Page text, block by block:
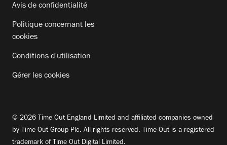
Avis de confidentialité
Politique concernant les
cookies
Conditions d'utilisation
Gérer les cookies
© 2026 Time Out England Limited and affiliated companies owned
by Time Out Group Plc. All rights reserved. Time Out is a registered
trademark of Time Out Digital Limited.